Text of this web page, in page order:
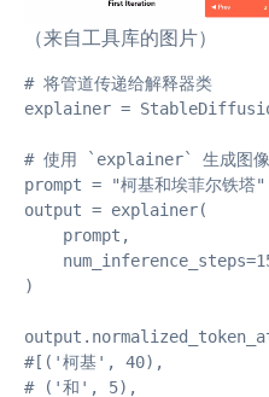
（来自工具库的图片）
# 将管道传递给解释器类
explainer =
# 使用 `explainer` 生成图像
prompt = "柯基和埃菲尔铁塔"
output = explainer(
    prompt,
)
#[('柯基', 40),
# ('和', 5),